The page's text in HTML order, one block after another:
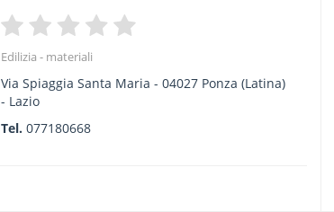
Edilizia - materiali
Via Spiaggia Santa Maria -04027 Ponza (Latina)
- Lazio
Tel.077180668